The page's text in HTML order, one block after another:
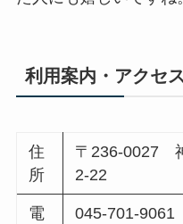
利用案内・アクセス
住
所
〒236-0027
2-22
電
045-701-9061